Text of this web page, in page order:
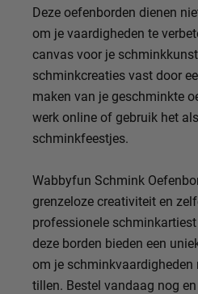
Deze oefenborden dienen
om je vaardigheden te
canvas voor je
schminkcreaties vast door
maken van je geschminkte
werk online of gebruik het
schminkfeestjes.
Wabbyfun Schmink
grenzeloze creativiteit en
professionele
deze borden bieden een
om je
tillen. Bestel vandaag nog